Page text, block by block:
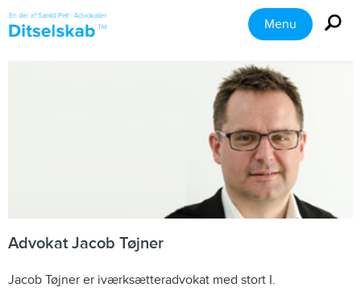
Menu
Advokat Jacob Tøjner
Jacob Tøjner er iværksætteradvokat med stort I.